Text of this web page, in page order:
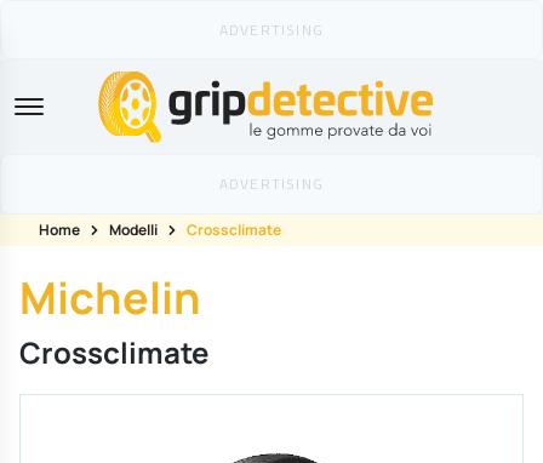
GripDetective
Home Modelli Crossclimate
Michelin
Crossclimate